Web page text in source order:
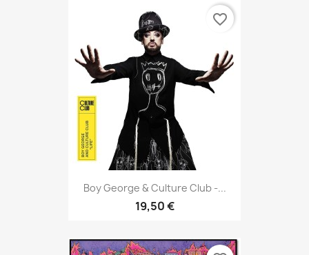
Boy George & Culture Club -...
19,50 €
favorite_border